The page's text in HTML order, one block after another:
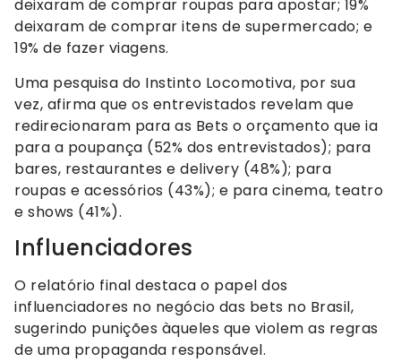
deixaram de comprar roupas para apostar; 19%
deixaram de comprar itens de supermercado; e
19% de fazer viagens.
Uma pesquisa do Instinto Locomotiva, por sua
vez, afirma que os entrevistados revelam que
redirecionaram para as Bets o orçamento que ia
para a poupança (52% dos entrevistados); para
bares, restaurantes e delivery (48%); para
roupas e acessórios (43%); e para cinema, teatro
e shows (41%).
Influenciadores
O relatório final destaca o papel dos
influenciadores no negócio das bets no Brasil,
sugerindo punições àqueles que violem as regras
de uma propaganda responsável.